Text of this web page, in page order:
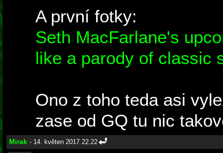
A první fotky:
Seth MacFarlane's
like a parody of classic
Ono z toho teda asi
zase od GQ tu nic
Mirak - 14. květen 2017 22:22